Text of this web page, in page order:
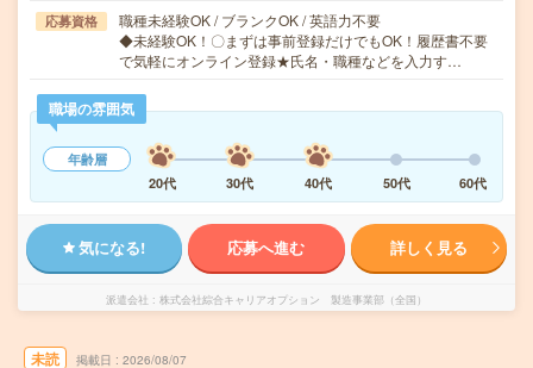
応募資格
職種未経験OK / ブランクOK / 英語力不要
◆未経験OK！〇まずは事前登録だけでもOK！履歴書不要
で気軽にオンライン登録★氏名・職種などを入力す…
職場の雰囲気
年齢層
20代
30代 40代 50代 60代
気になる! 応募へ進む 詳しく見る
派遣会社 株式会社綜合キャリアオプション 製造事業部（全国）
未読 掲載日 2026/08/07